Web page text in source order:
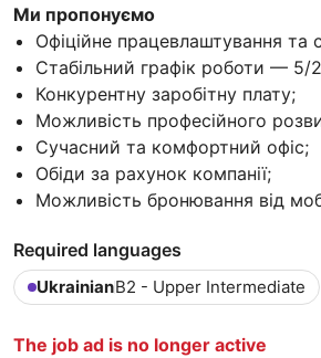
Ми пропонуємо
Офіційне працевлаштування та
Стабільний графік роботи — 5/
Конкурентну заробітну плату;
Можливість професійного
Сучасний та комфортний офіс;
Обіди за рахунок компанії;
Можливість бронювання від
Required languages
UkrainianB2 - Upper Intermediate
The job ad is no longer active